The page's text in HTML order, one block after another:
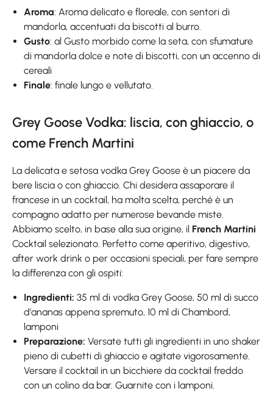
Aroma: Aroma delicato e floreale, con sentori di
mandorla, accentuati da biscotti al burro.
Gusto: al Gusto morbido come la seta, con sfumature
di mandorla dolce e note di biscotti, con un accenno di
cereali
Finale: finale lungo e vellutato.
Grey Goose Vodka: liscia, con ghiaccio, o
come French Martini
La delicata e setosa vodka Grey Goose è un piacere da
bere liscia o con ghiaccio. Chi desidera assaporare il
francese in un cocktail, ha molta scelta, perché è un
compagno adatto per numerose bevande miste.
Abbiamo scelto, in base alla sua origine, il French Martini
Cocktail selezionato. Perfetto come aperitivo, digestivo,
after work drink o per occasioni speciali, per fare sempre
la differenza con gli ospiti:
Ingredienti: 35 ml di vodka Grey Goose, 50 ml di succo
d'ananas appena spremuto, 10 ml di Chambord,
lamponi
Preparazione: Versate tutti gli ingredienti in uno shaker
pieno di cubetti di ghiaccio e agitate vigorosamente.
Versare il cocktail in un bicchiere da cocktail freddo
con un colino da bar. Guarnite con i lamponi.